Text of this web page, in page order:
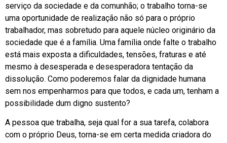
serviço da sociedade e da comunhão; o trabalho torna-se
uma oportunidade de realização não só para o próprio
trabalhador, mas sobretudo para aquele núcleo originário da
sociedade que é a família. Uma família onde falte o trabalho
está mais exposta a dificuldades, tensões, fraturas e até
mesmo à desesperada e desesperadora tentação da
dissolução. Como poderemos falar da dignidade humana
sem nos empenharmos para que todos, e cada um, tenham a
possibilidade dum digno sustento?
A pessoa que trabalha, seja qual for a sua tarefa, colabora
com o próprio Deus, torna-se em certa medida criadora do